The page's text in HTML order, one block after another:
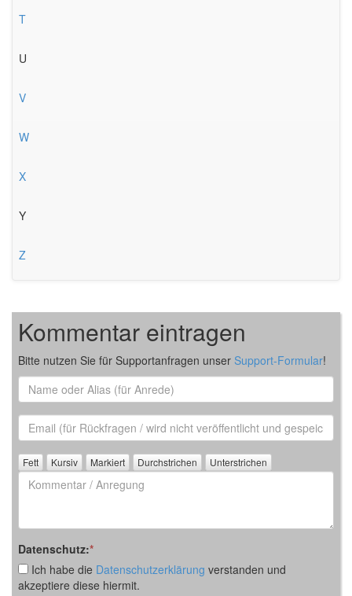
T
U
V
W
X
Y
Z
Kommentar eintragen
Bitte nutzen Sie für Supportanfragen unser Support-Formular!
Name
oder
Alias
Email
(für
Rückfrage)
Kommentar
/
Anregung
Datenschutz:*
Ich habe die Datenschutzerklärung verstanden und
akzeptiere diese hiermit.